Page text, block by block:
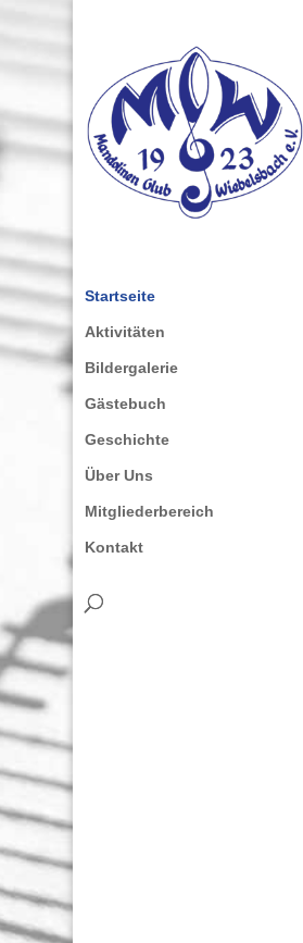
Startseite
Aktivitäten
Bildergalerie
Gästebuch
Geschichte
Über Uns
Mitgliederbereich
Kontakt